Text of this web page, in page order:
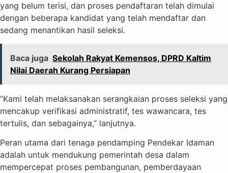
yang belum terisi, dan proses pendaftaran telah dimulai
dengan beberapa kandidat yang telah mendaftar dan
sedang menantikan hasil seleksi.
Baca juga Sekolah Rakyat Kemensos, DPRD Kaltim
Nilai Daerah Kurang Persiapan
“Kami telah melaksanakan serangkaian proses seleksi yang
mencakup verifikasi administratif, tes wawancara, tes
tertulis, dan sebagainya,” lanjutnya.
Peran utama dari tenaga pendamping Pendekar Idaman
adalah untuk mendukung pemerintah desa dalam
mempercepat proses pembangunan, pemberdayaan